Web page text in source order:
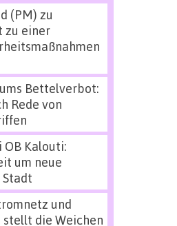
(PM) zu
zu einer
Bettelverbot:
Rede von
OB Kalouti:
um neue
und
stellt die Weichen